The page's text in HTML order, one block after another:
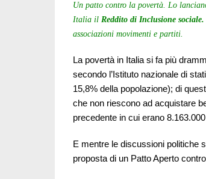
Un patto contro la povertà. Lo
Italia il Reddito di Inclusione sociale.
associazioni movimenti e partiti.
La povertà in Italia si fa più
secondo l’Istituto nazionale di
15,8% della popolazione); di
che non riescono ad acquistare
precedente in cui erano
E mentre le discussioni politiche
proposta di un Patto Aperto